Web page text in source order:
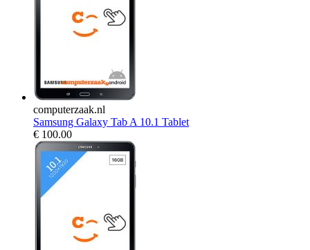
computerzaak.nl
Samsung Galaxy Tab A 10.1 Tablet
€ 100.00